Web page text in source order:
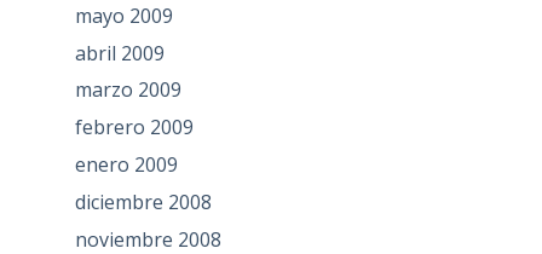
mayo 2009
abril 2009
marzo 2009
febrero 2009
enero 2009
diciembre 2008
noviembre 2008